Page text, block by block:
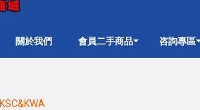
關於我們 會員二手商品 咨詢專區
KSC&KWA